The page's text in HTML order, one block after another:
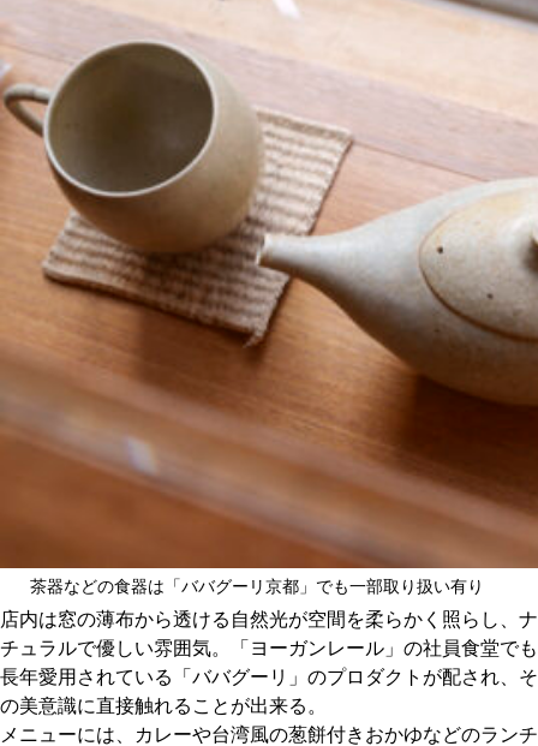
茶器などの食器は「ババグーリ京都」でも一部取り扱い有り
店内は窓の薄布から透ける自然光が空間を柔らかく照らし、ナ
チュラルで優しい雰囲気。「ヨーガンレール」の社員食堂でも
長年愛用されている「ババグーリ」のプロダクトが配され、そ
の美意識に直接触れることが出来る。
メニューには、カレーや台湾風の葱餅付きおかゆなどのランチ